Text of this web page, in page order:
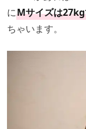
にMサイズは
ちゃいます。